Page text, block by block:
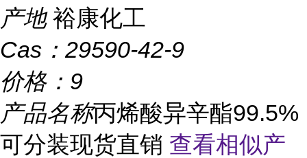
产地 裕康化工
Cas： 29590-42-9
价格： 9
产品名称丙烯酸异辛酯99.5%
可分装现货直销 查看相似产